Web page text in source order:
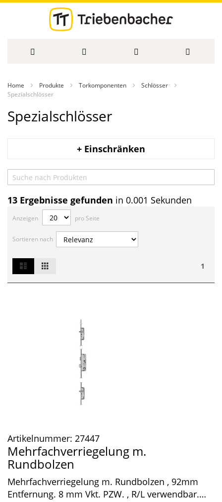
zum
Inhalt
Home Produkte Torkomponenten
Schlösser
Spezialschlösser
Spezialschlösser
+ Einschränken
13 Ergebnisse gefunden in 0.001 Sekunden
Anzeigen pro Seite
Sortieren nach
1
Ansicht
als
Artikelnummer: 27447
Mehrfachverriegelung m.
Rundbolzen
Mehrfachverriegelung m. Rundbolzen , 92mm
Entfernung. 8 mm Vkt. PZW. , R/L verwendbar.